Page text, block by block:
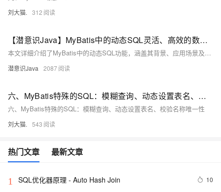
刘大猫. 312
【潜意识Java】MyBatis中的动态SQL灵活、高效的数据库查询以及深度总结
本文详细介绍了MyBatis中的动态SQL功能，涵盖其背景、应用场景及实现方式。
潜意识Java 2087
六、MyBatis特殊的SQL：模糊查询、动态设置表名、校验名称唯一性
六、MyBatis特殊的SQL：模糊查询、动态设置表名、校验名称唯一性
刘大猫. 543
热门文章 最新文章
1 SQL优化器原理 - Auto Hash Join 10